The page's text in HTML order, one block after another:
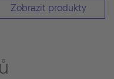
Zobrazit produkty